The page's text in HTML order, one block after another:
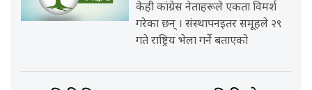
केही कांग्रेस नेताहरूले एकता विमर्श
गरेका छन् । संस्थापनइतर समूहले २९
गते राष्ट्रिय भेला गर्ने बताएको